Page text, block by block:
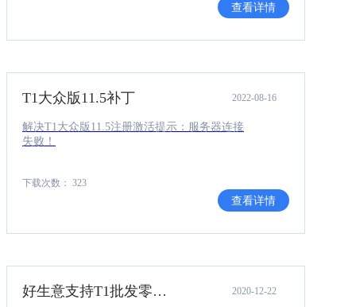
查看详情
T1大众版11.5补丁 2022-08-16
解决T1大众版11.5注册激活提示：服务器连接
失败！
下载次数： 323
查看详情
好生意支持T1批发零售13.0查询.rar 2020-12-22